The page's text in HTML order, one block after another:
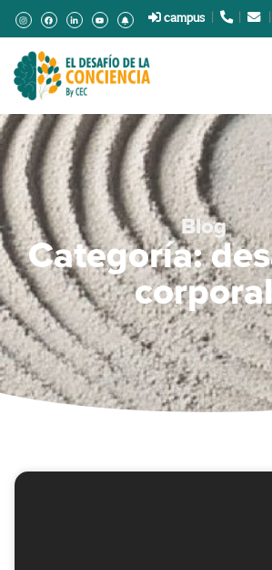
campus| . |
Blog
Categoría:
corporal